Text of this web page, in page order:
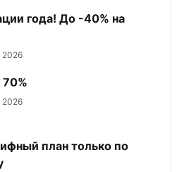
года! До -40% на
2026
2026
план только по